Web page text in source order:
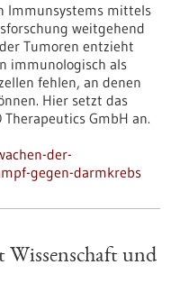
Immunsystems mittels
weitgehend
Tumoren entzieht
immunologisch als
fehlen, an denen
Hier setzt das
GmbH an.
der-
gegen-darmkrebs
Wissenschaft und